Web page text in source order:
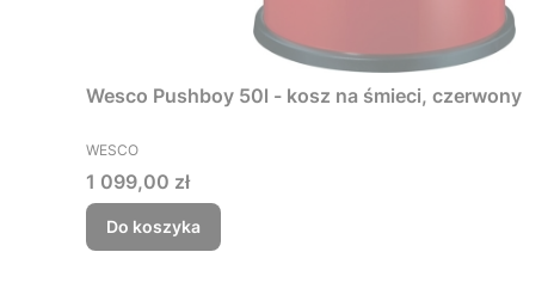
Wesco Pushboy 50l - kosz na śmieci, czerwony
PRODUCENT
WESCO
Cena
1 099,00 zł
Do koszyka